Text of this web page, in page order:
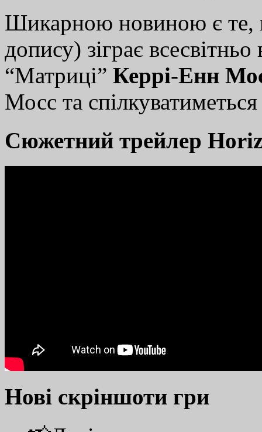
Шикарною новиною є
допису) зіграє всесвітньо
“Матриці” Керрі-Енн
Мосс та
Cюжетний трейлер
Нові скріншоти гри